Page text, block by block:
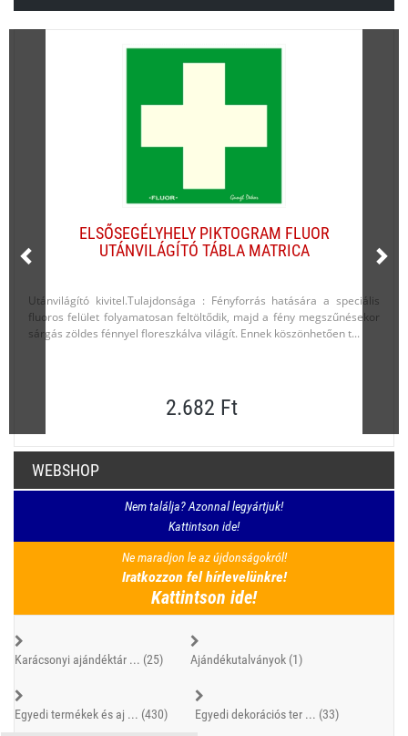
ELSŐSEGÉLYHELY PIKTOGRAM FLUOR
UTÁNVILÁGÍTÓ TÁBLA MATRICA
Utánvilágító kivitel.Tulajdonsága : Fényforrás hatására a speciális
fluoros felület folyamatosan feltöltődik, majd a fény megszűnésekor
sárgás zöldes fénnyel floreszkálva világít. Ennek köszönhetően t...
2.682 Ft
WEBSHOP
Nem találja? Azonnal legyártjuk!
Kattintson ide!
Ne maradjon le az újdonságokról!
Iratkozzon fel hírlevelünkre!
Kattintson ide!
Karácsonyi ajándéktár ... (25) Ajándékutalványok (1)
Egyedi termékek és aj ... (430) Egyedi dekorációs ter ... (33)